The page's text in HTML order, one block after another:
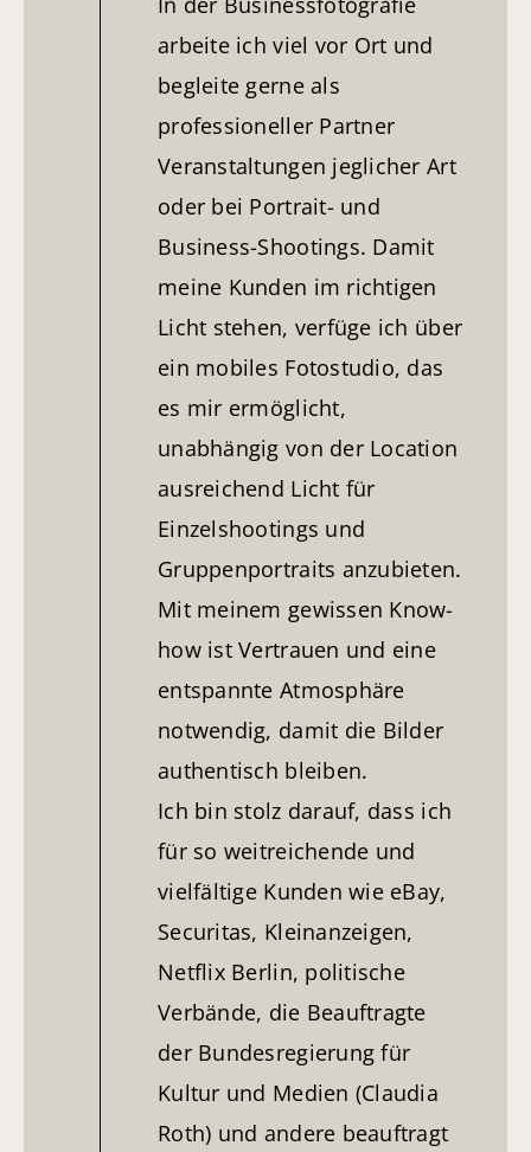
arbeite ich viel vor Ort und
begleite gerne als
professioneller Partner
Veranstaltungen jeglicher Art
oder bei Portrait- und
Business-Shootings. Damit
meine Kunden im richtigen
Licht stehen, verfüge ich über
ein mobiles Fotostudio, das
es mir ermöglicht,
unabhängig von der Location
ausreichend Licht für
Einzelshootings und
Gruppenportraits anzubieten.
Mit meinem gewissen Know-
how ist Vertrauen und eine
entspannte Atmosphäre
notwendig, damit die Bilder
authentisch bleiben.
Ich bin stolz darauf, dass ich
für so weitreichende und
vielfältige Kunden wie eBay,
Securitas, Kleinanzeigen,
Netflix Berlin, politische
Verbände, die Beauftragte
der Bundesregierung für
Kultur und Medien (Claudia
Roth) und andere beauftragt